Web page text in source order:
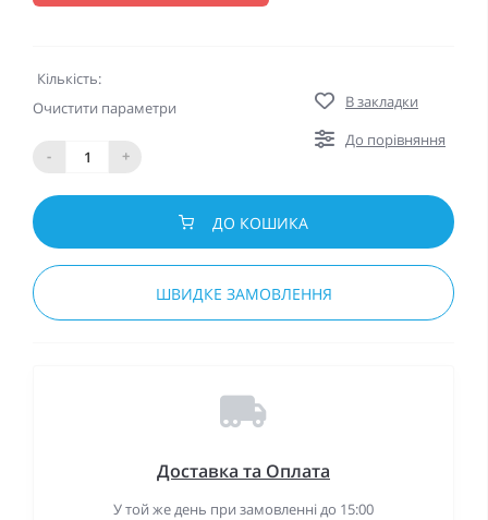
Кількість:
Очистити параметри
- +
В закладки
До порівняння
ДО КОШИКА
ШВИДКЕ ЗАМОВЛЕННЯ
Доставка та Оплата
У той же день при замовленні до 15:00